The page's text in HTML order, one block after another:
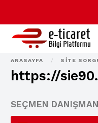
ANASAYFA / SITE
https://
SEÇMEN